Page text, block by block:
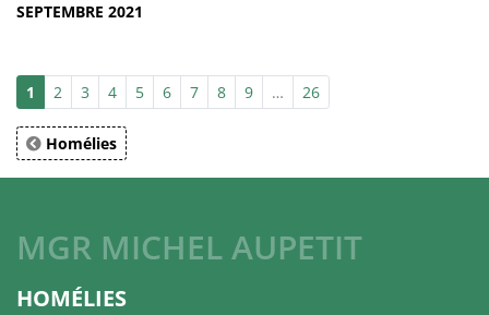
SEPTEMBRE 2021
1 2 3 4 5 6 7 8 9 … 26
Homélies
MGR MICHEL AUPETIT
HOMÉLIES